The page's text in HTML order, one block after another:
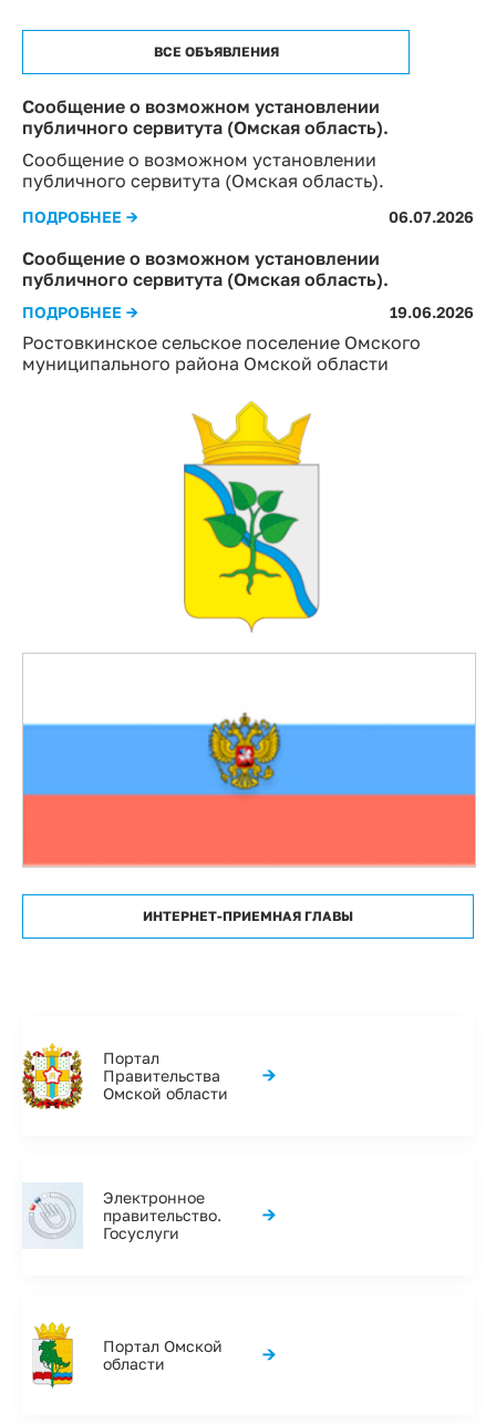
Ростовкинское сельское поселение Омского
муниципального района Омской области
ИНТЕРНЕТ-ПРИЕМНАЯ ГЛАВЫ
ВСЕ ОБЪЯВЛЕНИЯ
Сообщение о возможном установлении
публичного сервитута (Омская область).
Сообщение о возможном установлении
публичного сервитута (Омская область).
ПОДРОБНЕЕ → 06.07.2026
Сообщение о возможном установлении
публичного сервитута (Омская область).
ПОДРОБНЕЕ → 19.06.2026
Портал
Правительства
Омской области
→
Электронное
правительство.
Госуслуги
→
Портал Омской
области
→